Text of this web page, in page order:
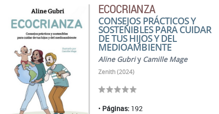
ECOCRIANZA
CONSEJOS PRÁCTICOS Y
SOSTENIBLES PARA CUIDAR
DE TUS HIJOS Y DEL
MEDIOAMBIENTE
Aline Gubriy Camille Mage
Zenith (2024)
Páginas: 192